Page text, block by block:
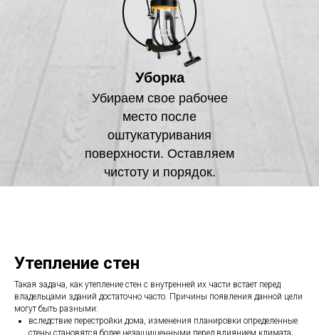
Уборка
Убираем свое рабочее
место после
оштукатуривания
поверхности. Оставляем
чистоту и порядок.
Утепление стен
Такая задача, как утепление стен с внутренней их части встает перед
владельцами зданий достаточно часто. Причины появления данной цели
могут быть разными:
вследствие перестройки дома, изменения планировки определенные
стены становятся более незащищенными перед влиянием климата;